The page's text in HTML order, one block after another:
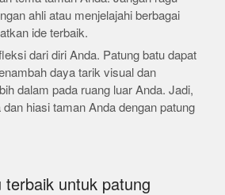
ahli atau menjelajahi berbagai
ide terbaik.
dari diri Anda. Patung batu dapat
daya tarik visual dan
dalam pada ruang luar Anda. Jadi,
hiasi taman Anda dengan patung
terbaik untuk patung